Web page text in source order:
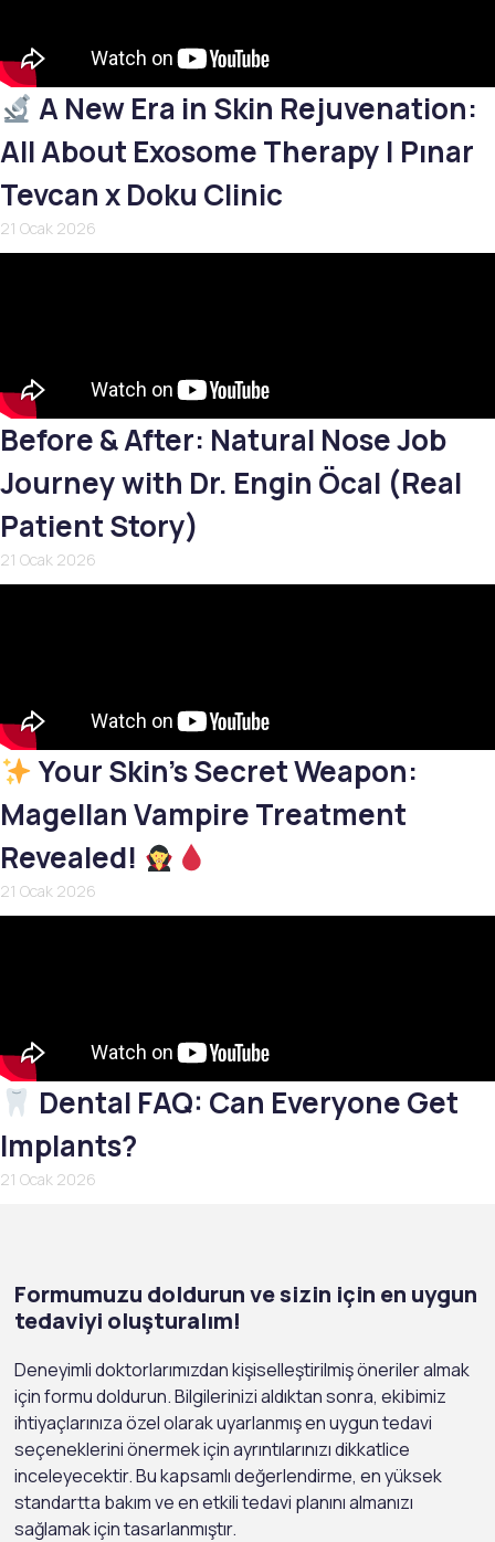
A New Era in Skin Rejuvenation:
All About Exosome Therapy | Pınar
Tevcan x Doku Clinic
21 Ocak 2026
Before & After: Natural Nose Job
Journey with Dr. Engin Öcal (Real
Patient Story)
21 Ocak 2026
Your Skin’s Secret Weapon:
Magellan Vampire Treatment
Revealed!
21 Ocak 2026
Dental FAQ: Can Everyone Get
Implants?
21 Ocak 2026
Formumuzu doldurun ve sizin için en uygun
tedaviyi oluşturalım!
Deneyimli doktorlarımızdan kişiselleştirilmiş öneriler almak
için formu doldurun. Bilgilerinizi aldıktan sonra, ekibimiz
ihtiyaçlarınıza özel olarak uyarlanmış en uygun tedavi
seçeneklerini önermek için ayrıntılarınızı dikkatlice
inceleyecektir. Bu kapsamlı değerlendirme, en yüksek
standartta bakım ve en etkili tedavi planını almanızı
sağlamak için tasarlanmıştır.